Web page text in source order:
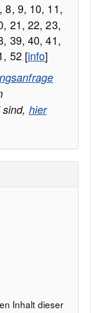
8, 9, 10, 11,
21, 22, 23,
39, 40, 41,
52 [info]
hier
Inhalt dieser